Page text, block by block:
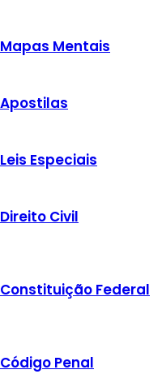
Mapas Mentais
Apostilas
Leis Especiais
Direito Civil
Constituição Federal
Código Penal